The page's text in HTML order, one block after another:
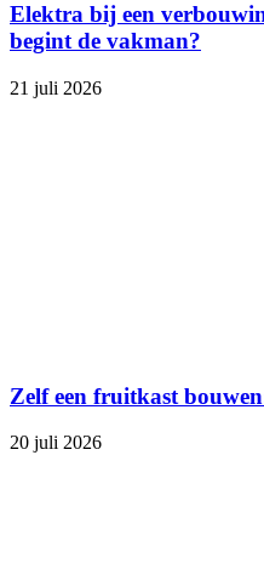
Elektra bij een
begint de vakman?
21 juli 2026
Zelf een fruitkast
20 juli 2026